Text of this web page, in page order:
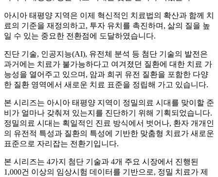
아시아 태평양 지역은 이제 혁신적인 치료법의 확산과 함께 치
료의 기준을 재정의하고, 투자 유치를 촉진하며, 삶의 질을 높
일 수 있는 중요한 전환점에 도달하였습니다.
진단 기술, 인공지능(AI), 유전체 분석 등 첨단 기술의 발전은
과거에는 치료가 불가능하다고 여겨졌던 질환에 대한 치료 가
능성을 열어주고 있으며, 암과 희귀 유전 질환을 포함한 다양
한 질환 영역에서 새로운 치료 표준을 정립해 가고 있습니다.
본 시리즈는 아시아 태평양 지역이 정밀의료 시대를 맞이할 준
비가 얼마나 갖춰져 있는지를 진단하기 위해 기획되었습니다.
정밀의료 시대는 획일적인 진료 방식에서 벗어나, 환자 개개인
의 유전적 특성과 질환의 특성에 기반한 맞춤형 치료가 새로운
표준으로 자리잡는 전환기입니다.
본 시리즈는 4가지 첨단 기술과 4개 주요 시장에서 진행된
1,000건 이상의 임상시험 데이터를 기반으로, 정밀 치료가 제